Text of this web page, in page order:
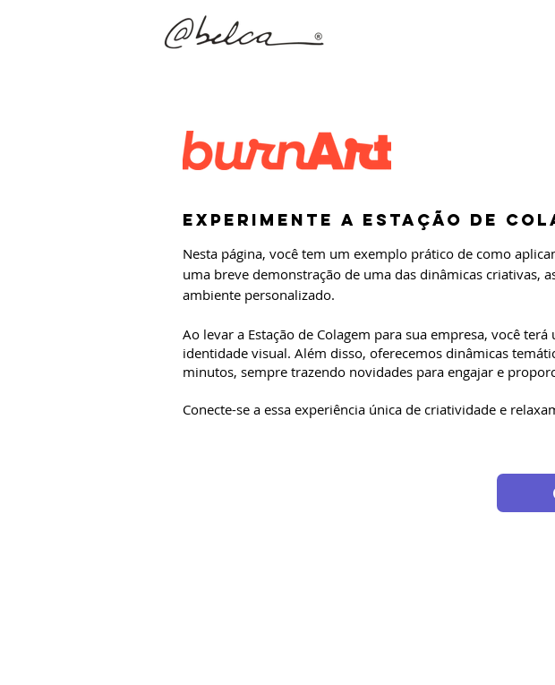
Nesta página, você tem um exemplo prático de como
uma breve demonstração de uma das dinâmicas criativas,
ambiente personalizado.
Ao levar a Estação de Colagem para sua empresa, você
identidade visual. Além disso, oferecemos dinâmicas
minutos, sempre trazendo novidades para engajar e
Conecte-se a essa experiência única de criatividade e
Experimente a Estação de